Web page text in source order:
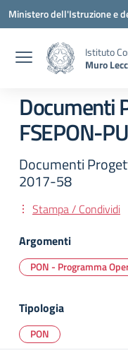
Vai ai contenuti
Vai al menu di navigazione
Vai al footer
Ministero dell'Istruzione e
Istituto
Muro
Documenti
FSEPON-
Documenti
2017-58
Stampa / Condividi
Argomenti
PON - Programma
Tipologia
PON